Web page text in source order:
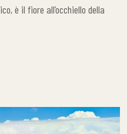
è il fiore all’occhiello della